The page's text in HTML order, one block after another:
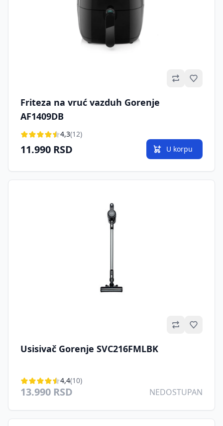
Friteza na vruć vazduh Gorenje
AF1409DB
4,3(12)
11.990 RSD U korpu
Usisivač Gorenje SVC216FMLBK
4,4(10)
13.990 RSD NEDOSTUPAN